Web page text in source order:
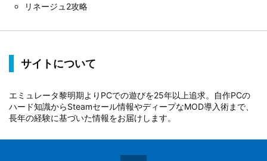
リネージュ2攻略
サイトについて
エミュレータ黎明期よりPCでの遊びを25年以上追求。自作PCの
ハード知識からSteamセール情報やディープなMOD導入術まで、
長年の経験に基づいた情報をお届けします。